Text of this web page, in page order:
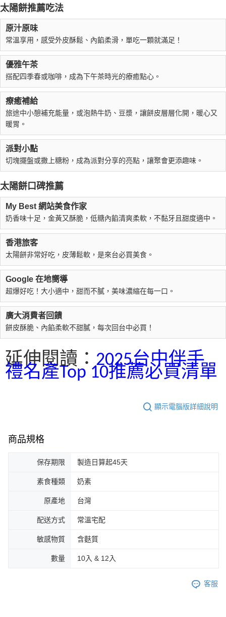
太陽餅推薦吃法
原汁原味
常溫享用，感受外皮酥鬆、內餡柔滑，單吃一顆就滿足！
優雅午茶
搭配四季春或咖啡，成為下午茶時光的療癒點心。
療癒補給
旅途中小憩補充能量，或泡熱牛奶、豆漿，讓餅皮層層化開，暖心又
暖胃。
派對小點
切塊擺盤或撒上糖粉，成為派對分享的亮點，讓聚會更添趣味。
太陽餅口碑推薦
My Best 網站美食作家
奶香味十足，金黃又酥脆，低糖內餡清爽柔軟，不黏牙且甜度適中。
香港旅客
太陽餅非常好吃，皮薄鬆軟，是來台必買美食。
Google 在地嚮導
超爆好吃！大小適中，甜而不膩，美味濃縮在每一口。
廣大消費者回饋
餅皮酥脆、內餡柔軟不甜膩，每次回台中必買！
延伸閱讀： 2025台中伴手
禮名產Top 10推薦必買清單
顯示電腦版詳細說明
商品規格
保存期限 製造日算起45天
素食種類 奶素
原產地 台灣
配送方式 常溫宅配
敏感物質 含麩質
數量 10入 & 12入
客服